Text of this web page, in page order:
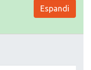
Espandi